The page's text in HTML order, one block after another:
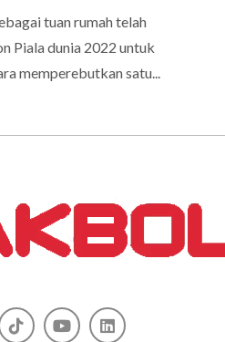
tuan rumah telah
Piala dunia 2022 untuk
memperebutkan satu...